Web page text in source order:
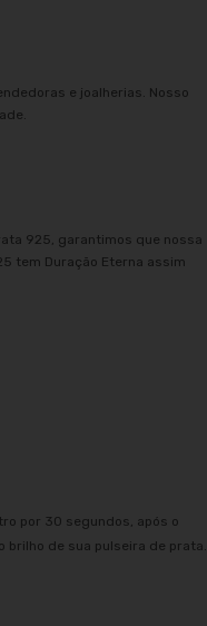
e joalherias. Nosso
925, garantimos que nossa
tem Duração Eterna assim
por 30 segundos, após o
brilho de sua pulseira de prata.